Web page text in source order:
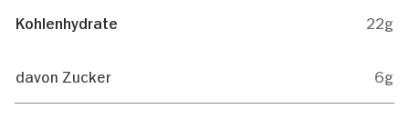
Kohlenhydrate 22g
davon Zucker 6g